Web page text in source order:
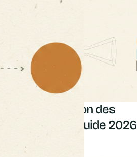
Outils d'expression des
collaborateurs : guide 2026